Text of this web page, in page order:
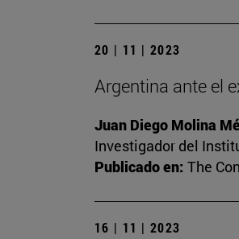
20 | 11 | 2023
Argentina ante el
Juan Diego Molina
Investigador del
Publicado en: The
16 | 11 | 2023